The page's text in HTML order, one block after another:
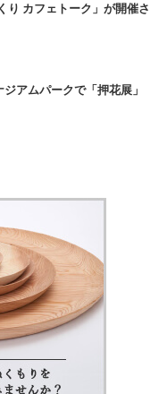
り カフェトーク」が開催さ
アムパークで「押花展」